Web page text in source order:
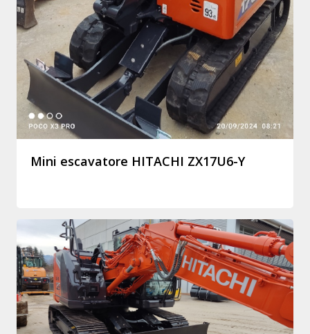
Mini escavatore HITACHI ZX17U6-Y